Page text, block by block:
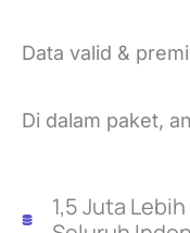
Data valid &
Di dalam paket,
1,5 Juta